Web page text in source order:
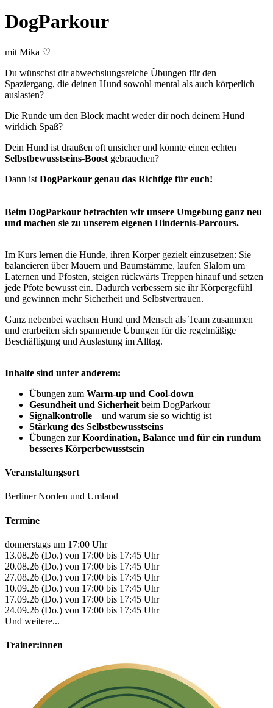
DogParkour
mit Mika ♡
Du wünschst dir abwechslungsreiche Übungen für den
Spaziergang, die deinen Hund sowohl mental als auch körperlich
auslasten?
Die Runde um den Block macht weder dir noch deinem Hund
wirklich Spaß?
Dein Hund ist draußen oft unsicher und könnte einen echten
Selbstbewusstseins-Boost gebrauchen?
Dann ist DogParkour genau das Richtige für euch!
Beim DogParkour betrachten wir unsere Umgebung ganz neu
und machen sie zu unserem eigenen Hindernis-Parcours.
Im Kurs lernen die Hunde, ihren Körper gezielt einzusetzen: Sie
balancieren über Mauern und Baumstämme, laufen Slalom um
Laternen und Pfosten, steigen rückwärts Treppen hinauf und setzen
jede Pfote bewusst ein. Dadurch verbessern sie ihr Körpergefühl
und gewinnen mehr Sicherheit und Selbstvertrauen.
Ganz nebenbei wachsen Hund und Mensch als Team zusammen
und erarbeiten sich spannende Übungen für die regelmäßige
Beschäftigung und Auslastung im Alltag.
Inhalte sind unter anderem:
Übungen zum Warm-up und Cool-down
Gesundheit und Sicherheit beim DogParkour
Signalkontrolle – und warum sie so wichtig ist
Stärkung des Selbstbewusstseins
Übungen zurKoordination, Balance und für ein rundum
besseres Körperbewusstsein
Veranstaltungsort
Berliner Norden und Umland
Termine
donnerstags um 17:00 Uhr
13.08.26 (Do.) von 17:00 bis 17:45 Uhr
20.08.26 (Do.) von 17:00 bis 17:45 Uhr
27.08.26 (Do.) von 17:00 bis 17:45 Uhr
10.09.26 (Do.) von 17:00 bis 17:45 Uhr
17.09.26 (Do.) von 17:00 bis 17:45 Uhr
24.09.26 (Do.) von 17:00 bis 17:45 Uhr
Und weitere...
Trainer:innen